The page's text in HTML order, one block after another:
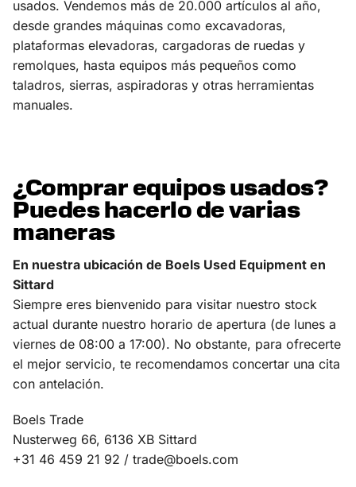
usados. Vendemos más de 20.000 artículos al año,
desde grandes máquinas como excavadoras,
plataformas elevadoras, cargadoras de ruedas y
remolques, hasta equipos más pequeños como
taladros, sierras, aspiradoras y otras herramientas
manuales.
¿Comprar equipos usados?
Puedes hacerlo de varias
maneras
En nuestra ubicación de Boels Used Equipment en
Sittard
Siempre eres bienvenido para visitar nuestro stock
actual durante nuestro horario de apertura (de lunes a
viernes de 08:00 a 17:00). No obstante, para ofrecerte
el mejor servicio, te recomendamos concertar una cita
con antelación.
Boels Trade
Nusterweg 66, 6136 XB Sittard
+31 46 459 21 92 / trade@boels.com